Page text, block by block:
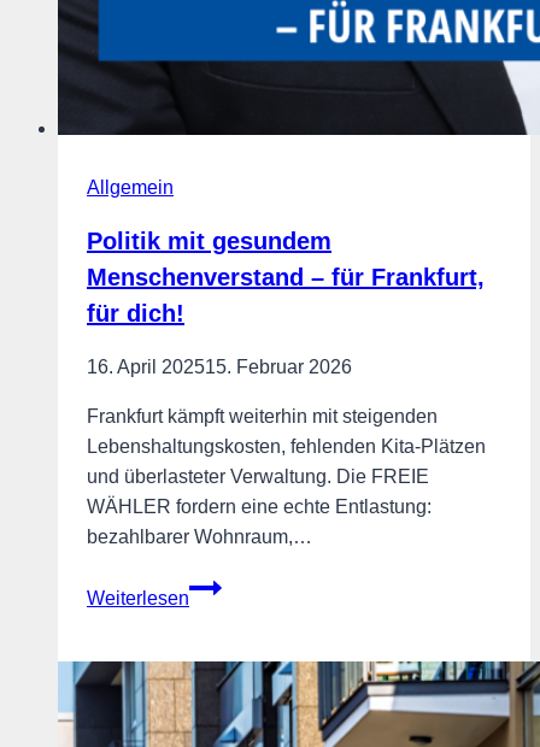
Allgemein
Politik mit gesundem
Menschenverstand – für Frankfurt,
für dich!
16. April 202515. Februar 2026
Frankfurt kämpft weiterhin mit steigenden
Lebenshaltungskosten, fehlenden Kita-Plätzen
und überlasteter Verwaltung. Die FREIE
WÄHLER fordern eine echte Entlastung:
bezahlbarer Wohnraum,…
Weiterlesen
Politik
Menschenverstand
–
für